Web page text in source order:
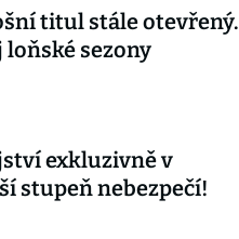
titul stále otevřený.
sezony
exkluzivně v
stupeň nebezpečí!